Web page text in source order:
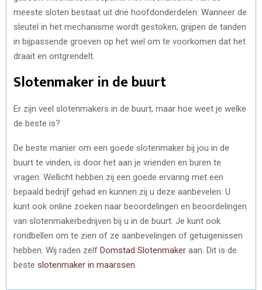
meeste sloten bestaat uit drie hoofdonderdelen: Wanneer de
sleutel in het mechanisme wordt gestoken, grijpen de tanden
in bijpassende groeven op het wiel om te voorkomen dat het
draait en ontgrendelt.
Slotenmaker in de buurt
Er zijn veel slotenmakers in de buurt, maar hoe weet je welke
de beste is?
De beste manier om een goede slotenmaker bij jou in de
buurt te vinden, is door het aan je vrienden en buren te
vragen. Wellicht hebben zij een goede ervaring met een
bepaald bedrijf gehad en kunnen zij u deze aanbevelen. U
kunt ook online zoeken naar beoordelingen en beoordelingen
van slotenmakerbedrijven bij u in de buurt. Je kunt ook
rondbellen om te zien of ze aanbevelingen of getuigenissen
hebben. Wij raden zelf Domstad Slotenmaker aan. Dit is de
beste slotenmaker in maarssen